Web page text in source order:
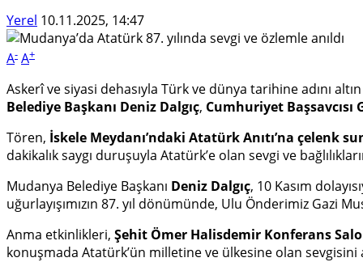
Yerel 10.11.2025, 14:47
A- A+
Askerî ve siyasi dehasıyla Türk ve dünya tarihine adını
Belediye Başkanı Deniz Dalgıç, Cumhuriyet Başsavcısı
Tören, İskele Meydanı’ndaki Atatürk Anıtı’na çelenk
dakikalık saygı duruşuyla Atatürk’e olan sevgi ve
Mudanya Belediye Başkanı Deniz Dalgıç, 10 Kasım
uğurlayışımızın 87. yıl dönümünde, Ulu Önderimiz Gazi
Anma etkinlikleri, Şehit Ömer Halisdemir Konferans
konuşmada Atatürk’ün milletine ve ülkesine olan